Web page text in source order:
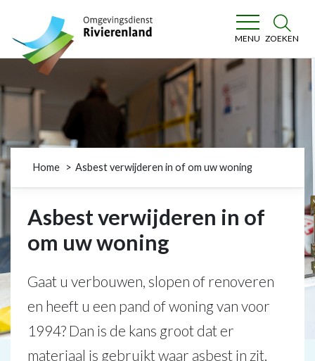
Omgevingsdienst Rivierenland
MENU ZOEKEN
Home Asbest verwijderen in of om uw woning
Asbest verwijderen in of
om uw woning
Gaat u verbouwen, slopen of renoveren
en heeft u een pand of woning van voor
1994? Dan is de kans groot dat er
materiaal is gebruikt waar asbest in zit.